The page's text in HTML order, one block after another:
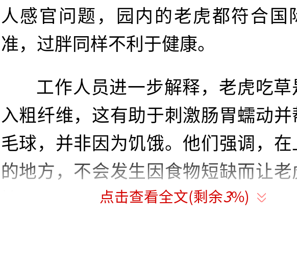
人感官问题，园内的老虎都符合国
准，过胖同样不利于健康。
工作人员进一步解释，老虎吃
入粗纤维，这有助于刺激肠胃蠕动
毛球，并非因为饥饿。他们强调，
的地方，不会发生因食物短缺而让
（责任编辑：0764）
点击查看全文(剩余3%)